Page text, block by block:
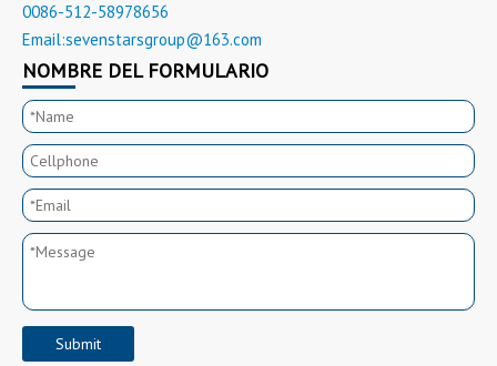
0086-512-58978656
Email:sevenstarsgroup@163.com
NOMBRE DEL FORMULARIO